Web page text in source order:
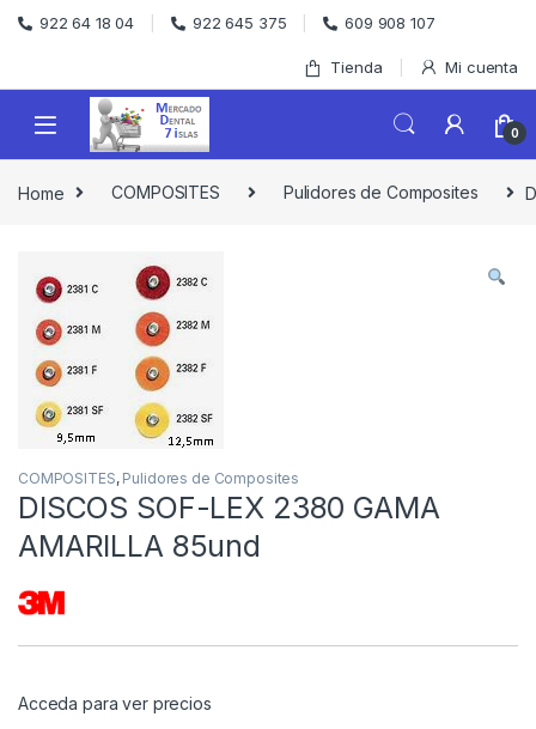
Skip to navigation
Skip to content
922 64 18 04 922 645 375 609 908 107
Tienda Mi cuenta
0
Home COMPOSITES Pulidores de Composites
COMPOSITES, Pulidores de Composites
DISCOS SOF-LEX 2380 GAMA
AMARILLA 85und
Acceda para ver precios